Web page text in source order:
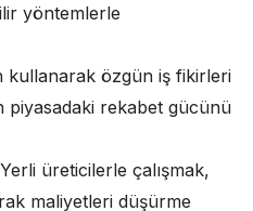
yöntemlerle
kullanarak özgün iş fikirleri
piyasadaki rekabet gücünü
Yerli üreticilerle çalışmak,
maliyetleri düşürme